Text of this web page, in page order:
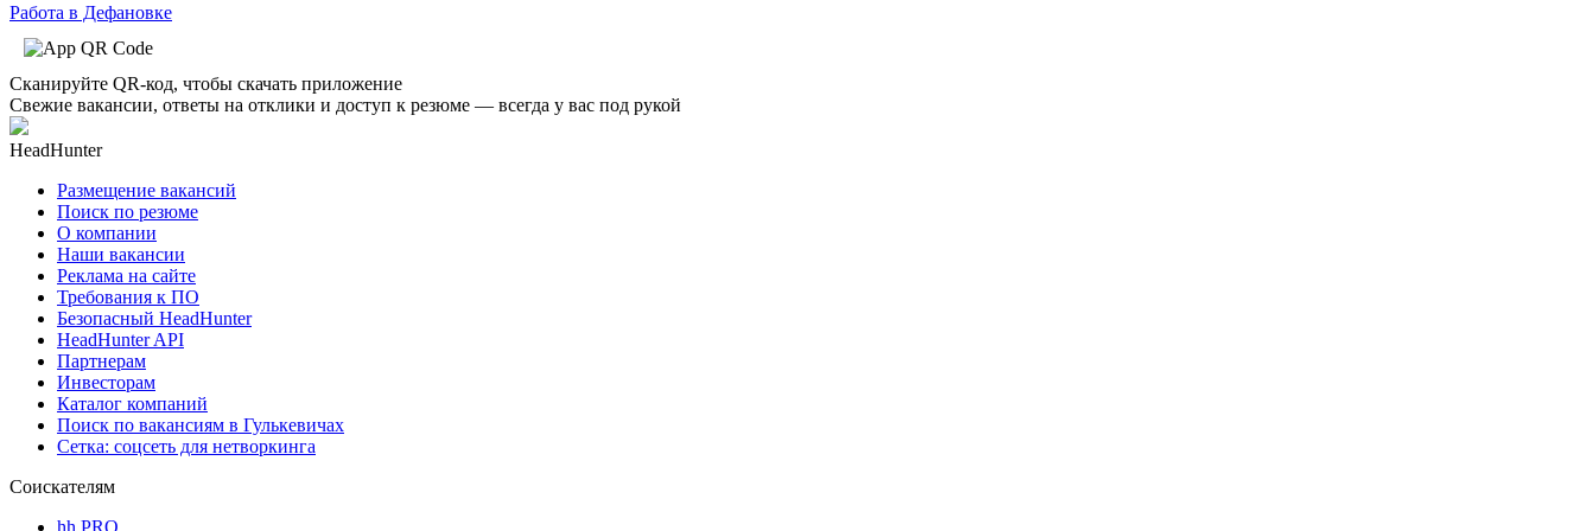
Работа в Дефановке
Сканируйте QR-код, чтобы скачать приложение
Свежие вакансии, ответы на отклики и доступ к резюме — всегда у вас под рукой
HeadHunter
Размещение вакансий
Поиск по резюме
О компании
Наши вакансии
Реклама на сайте
Требования к ПО
Безопасный HeadHunter
HeadHunter API
Партнерам
Инвесторам
Каталог компаний
Поиск по вакансиям в Гулькевичах
Сетка: соцсеть для нетворкинга
Соискателям
hh PRO